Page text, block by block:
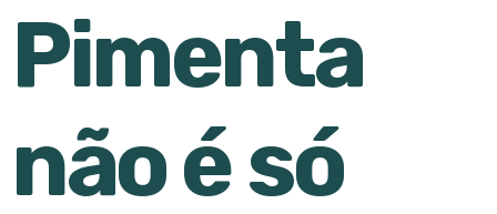
Pimenta
não é só